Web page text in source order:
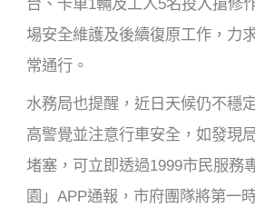
場安全維護及後續復原工作，力
常通行。
水務局也提醒，近日天候仍不穩
高警覺並注意行車安全，如發現
堵塞，可立即透過1999市民服務
園」APP通報，市府團隊將第一